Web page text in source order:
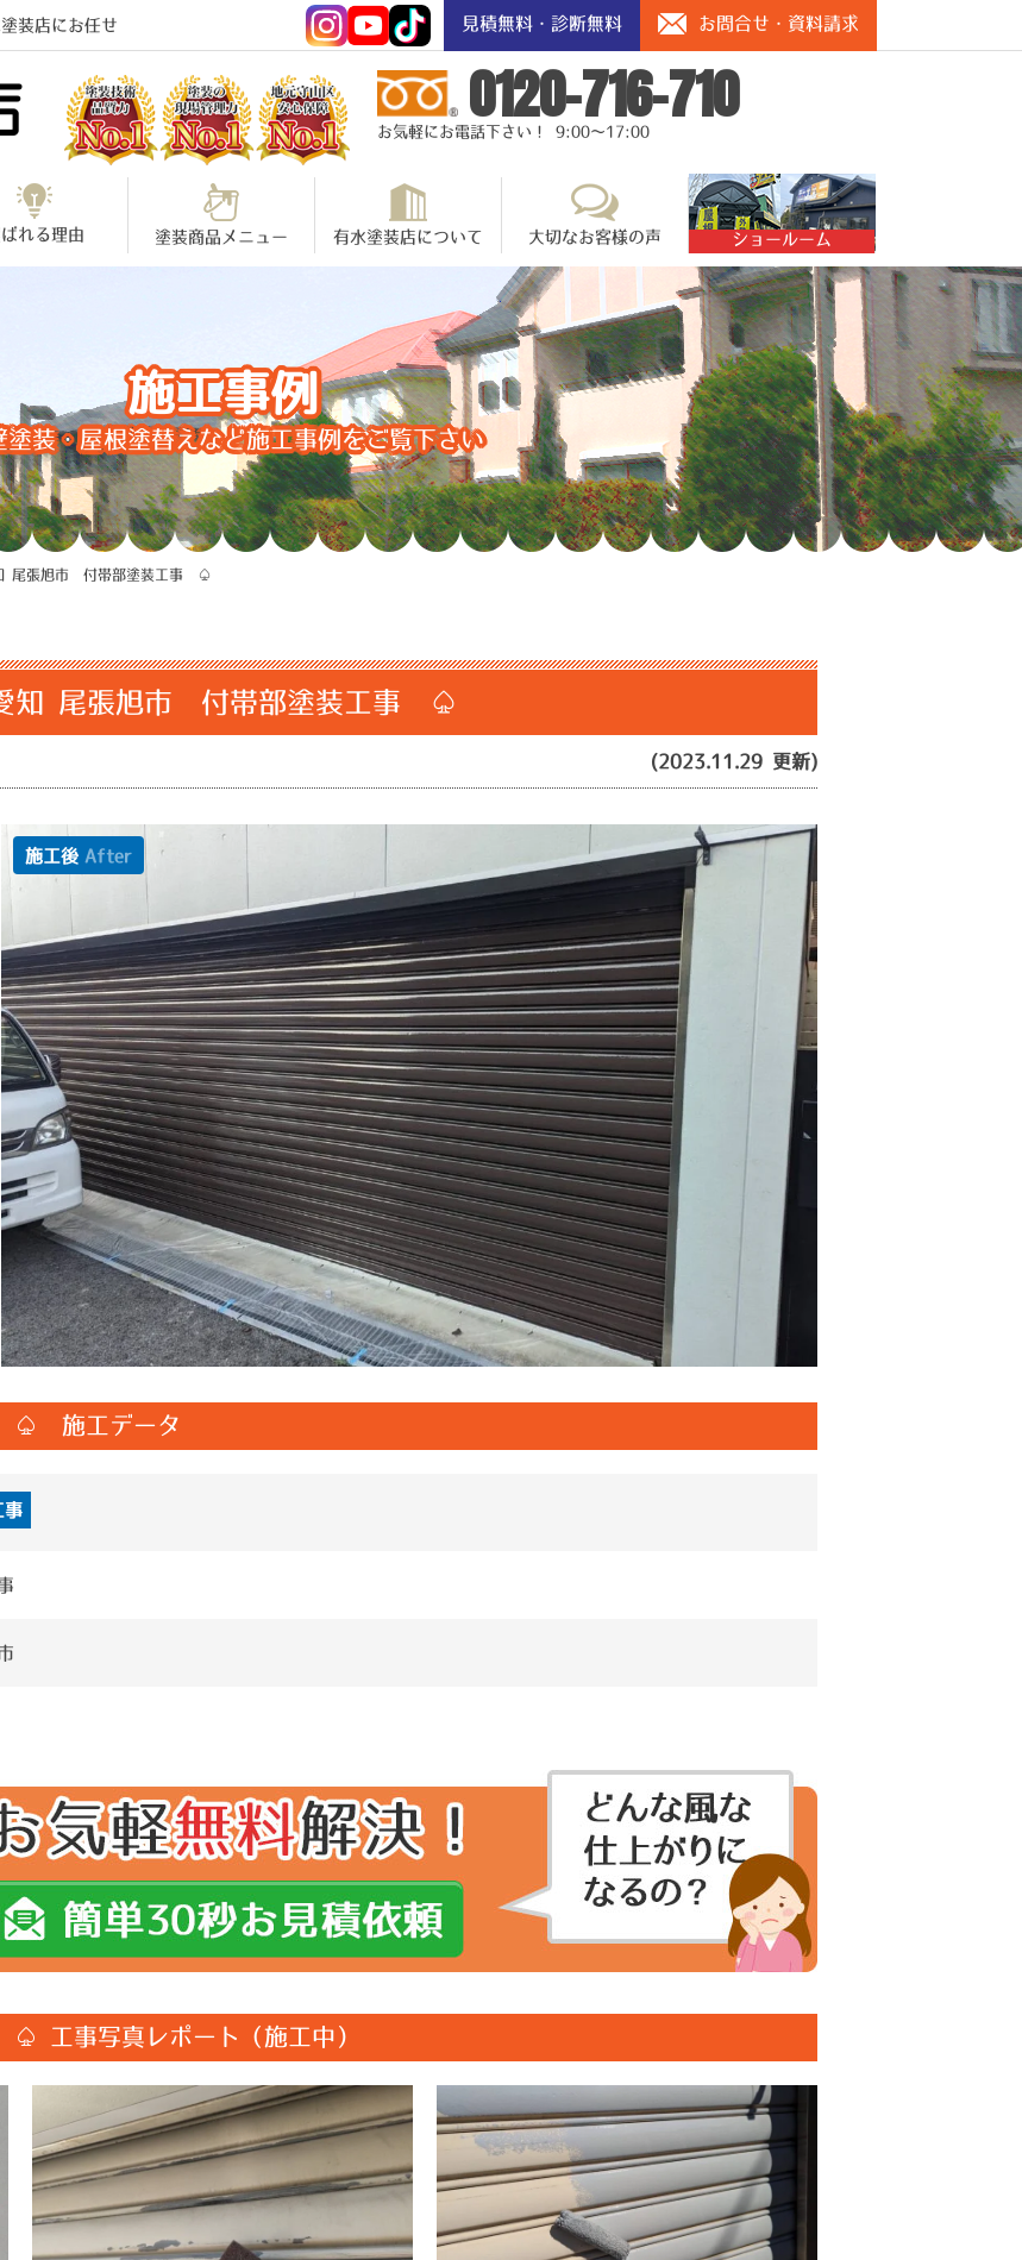
装店にお任せ 見積無料・診断無料 お問合せ・資料請求
0120-716-710
お気軽にお電話下さい！ 9:00～17:00
れる理由 塗装商品メニュー 有水塗装店について 大切なお客様の声 ショールーム
施工事例
塗装・屋根塗替えなど施工事例をご覧下さい
尾張旭市 付帯部塗装工事 ♤
知 尾張旭市 付帯部塗装工事 ♤
(2023.11.29 更新)
施工後 After
♤ 施工データ
事
工事写真レポート（施工中）